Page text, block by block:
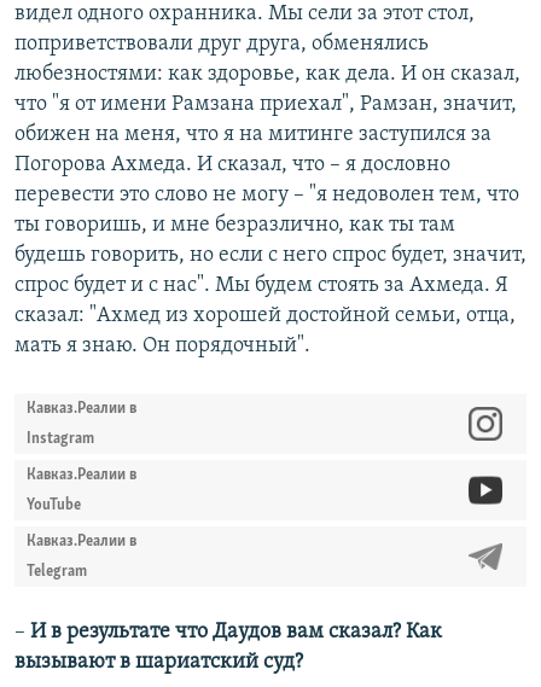
видел одного охранника. Мы сели за этот стол,
поприветствовали друг друга, обменялись
любезностями: как здоровье, как дела. И он сказал,
что "я от имени Рамзана приехал", Рамзан, значит,
обижен на меня, что я на митинге заступился за
Погорова Ахмеда. И сказал, что – я дословно
перевести это слово не могу – "я недоволен тем, что
ты говоришь, и мне безразлично, как ты там
будешь говорить, но если с него спрос будет, значит,
спрос будет и с нас". Мы будем стоять за Ахмеда. Я
сказал: "Ахмед из хорошей достойной семьи, отца,
мать я знаю. Он порядочный".
Кавказ.Реалии в
Instagram
Кавказ.Реалии в
YouTube
Кавказ.Реалии в
Telegram
–​ И в результате что Даудов вам сказал? Как
вызывают в шариатский суд?